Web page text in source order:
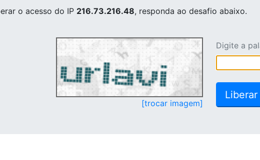
o acesso do IP 216.73.216.48, responda ao desafio abaixo.
[trocar imagem]
Digite a